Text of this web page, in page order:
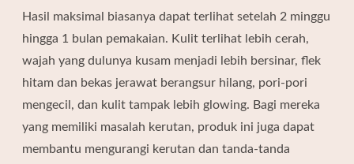
Hasil maksimal biasanya dapat terlihat setelah 2 minggu
hingga 1 bulan pemakaian. Kulit terlihat lebih cerah,
wajah yang dulunya kusam menjadi lebih bersinar, flek
hitam dan bekas jerawat berangsur hilang, pori-pori
mengecil, dan kulit tampak lebih glowing. Bagi mereka
yang memiliki masalah kerutan, produk ini juga dapat
membantu mengurangi kerutan dan tanda-tanda